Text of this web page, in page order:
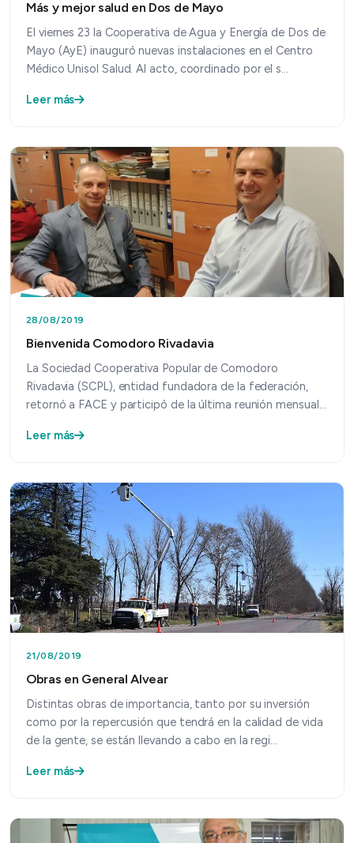
Más y mejor salud en Dos de Mayo
El viernes 23 la Cooperativa de Agua y Energía de Dos de
Mayo (AyE) inauguró nuevas instalaciones en el Centro
Médico Unisol Salud. Al acto, coordinado por el s…
Leer más
28/08/2019
Bienvenida Comodoro Rivadavia
La Sociedad Cooperativa Popular de Comodoro
Rivadavia (SCPL), entidad fundadora de la federación,
retornó a FACE y participó de la última reunión mensual
Leer más
21/08/2019
Obras en General Alvear
Distintas obras de importancia, tanto por su inversión
como por la repercusión que tendrá en la calidad de vida
de la gente, se están llevando a cabo en la regi…
Leer más